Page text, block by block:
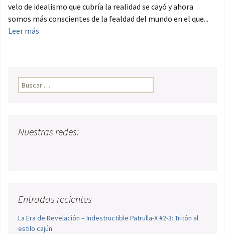
velo de idealismo que cubría la realidad se cayó y ahora
somos más conscientes de la fealdad del mundo en el que...
Leer más
Buscar:
Nuestras redes:
Entradas recientes
La Era de Revelación – Indestructible Patrulla-X #2-3: Tritón al
estilo cajún